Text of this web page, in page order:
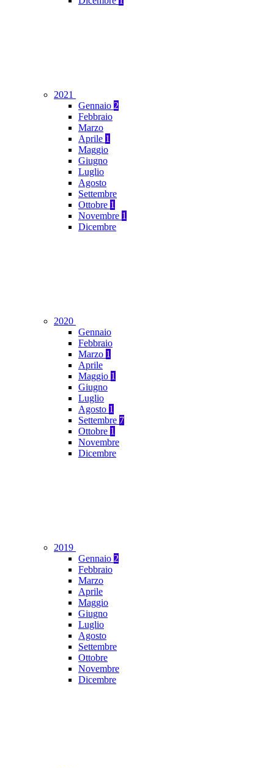
2021
Gennaio 2
Febbraio
Marzo
Aprile 1
Maggio
Giugno
Luglio
Agosto
Settembre
Ottobre 1
Novembre 1
Dicembre
2020
Gennaio
Febbraio
Marzo 1
Aprile
Maggio 1
Giugno
Luglio
Agosto 1
Settembre 7
Ottobre 1
Novembre
Dicembre
2019
Gennaio 2
Febbraio
Marzo
Aprile
Maggio
Giugno
Luglio
Agosto
Settembre
Ottobre
Novembre
Dicembre